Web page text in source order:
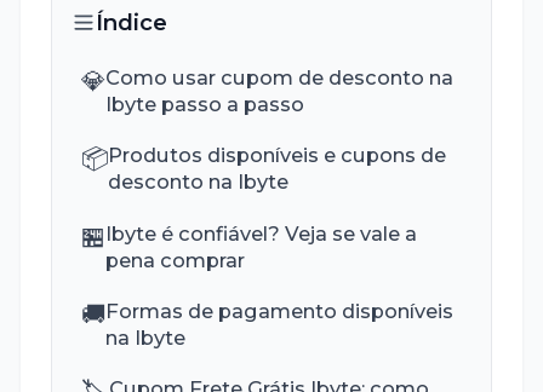
Índice
💎Como usar cupom de desconto na
Ibyte passo a passo
📦Produtos disponíveis e cupons de
desconto na Ibyte
🏪 Ibyte é confiável? Veja se vale a
pena comprar
🚚Formas de pagamento disponíveis
na Ibyte